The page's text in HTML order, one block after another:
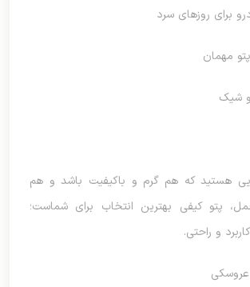
برای روزهای سرد
مهمان
و شیک
هستید که هم گرم و باکیفیت باشد و هم
پتو کیفی بهترین انتخاب برای شماست؛
و راحتی.
عروسکی